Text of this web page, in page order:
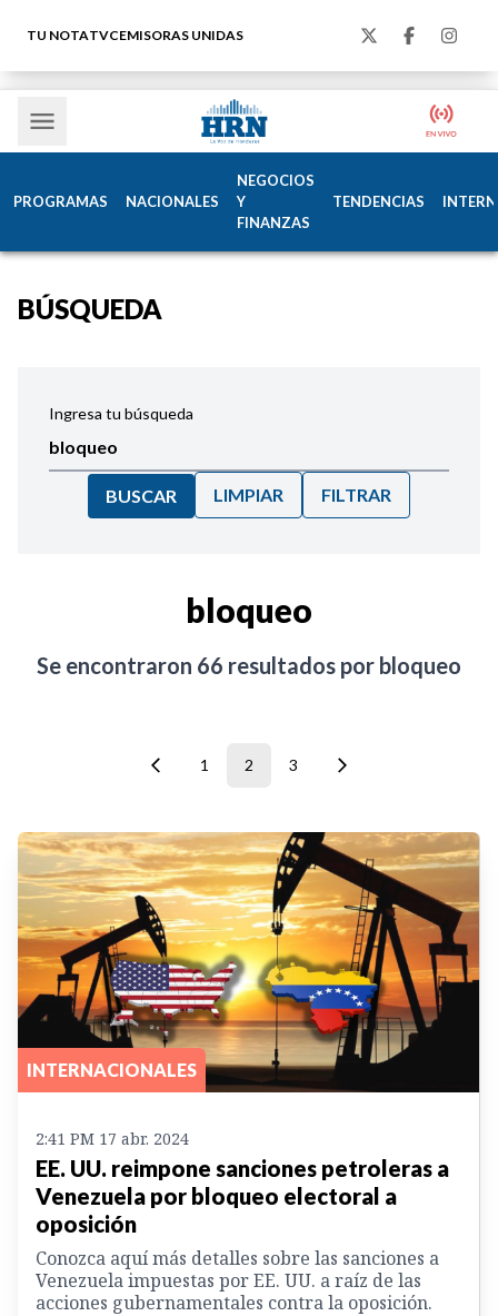
TU NOTATVCEMISORAS UNIDAS
PROGRAMAS NACIONALES
NEGOCIOS
Y
FINANZAS
TENDENCIAS
BÚSQUEDA
Ingresa tu búsqueda
BUSCAR LIMPIAR FILTRAR
bloqueo
Se encontraron 66 resultados por bloqueo
1 2 3
INTERNACIONALES
2:41 PM 17 abr. 2024
EE. UU. reimpone sanciones petroleras a
Venezuela por bloqueo electoral a
oposición
Conozca aquí más detalles sobre las sanciones a
Venezuela impuestas por EE. UU. a raíz de las
acciones gubernamentales contra la oposición.